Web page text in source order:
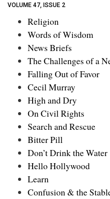
VOLUME 47, ISSUE 2
Religion
Words of Wisdom
News Briefs
The Challenges of a
Falling Out of Favor
Cecil Murray
High and Dry
On Civil Rights
Search and Rescue
Bitter Pill
Don’t Drink the Water
Hello Hollywood
Learn
Confusion & the